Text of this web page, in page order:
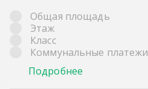
Общая площадь
Этаж
Класс
Коммунальные платежи
Подробнее